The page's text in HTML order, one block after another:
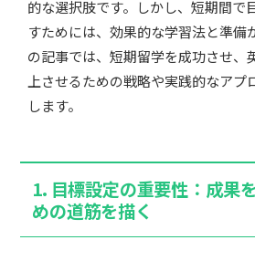
的な選択肢です。しかし、短期間で
すためには、効果的な学習法と準備
の記事では、短期留学を成功させ、
上させるための戦略や実践的なアプ
します。
1. 目標設定の重要性：成果
めの道筋を描く